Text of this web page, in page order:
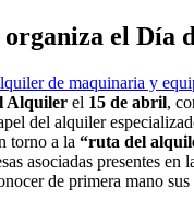
el Día
de maquinaria y
Alquiler el 15 de abril,
del alquiler
torno a la “ruta del
asociadas presentes en
de primera mano